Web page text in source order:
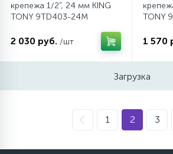
крепежа 1/2", 24 мм KING
TONY 9TD403-24M
2 030 руб. /шт
TONY
1 570
Загрузка
1 2 3